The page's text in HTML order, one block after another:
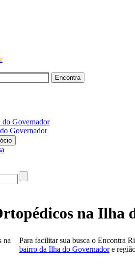
do Governador
Governador
na Ilha
Para facilitar sua busca o Encontra
bairro da Ilha do Governadore